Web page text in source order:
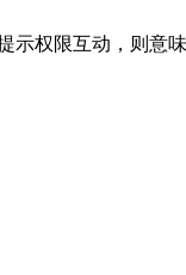
权限互动，则意